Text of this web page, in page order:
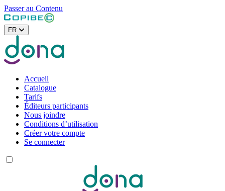
Passer au Contenu
FR
Accueil
Catalogue
Tarifs
Éditeurs participants
Nous joindre
Conditions d’utilisation
Créer votre compte
Se connecter